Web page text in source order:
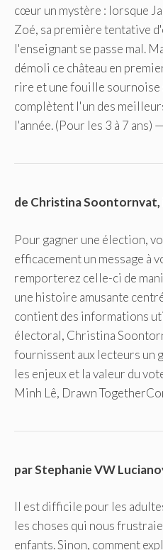
cœur un mystère : lorsque
Zoé, sa première tentative
l'enseignant se passe mal.
démoli ce château en
rire et une fouille sournoise
complètent l'un des
l'année. (Pour les 3 à 7 ans)
de Christina Soontornvat,
Pour gagner une élection,
efficacement un message à
remporterez celle-ci de
une histoire amusante
contient des informations
électoral, Christina
fournissent aux lecteurs un
les enjeux et la valeur du
Minh Lê, Drawn
par Stephanie VW
Il est difficile pour les
les choses qui nous
enfants. Sinon, comment